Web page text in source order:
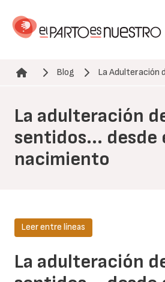
contenido
Ruta de navegación
Blog La Adulteración
La adulteración
sentidos... desde
nacimiento
La adulteración
Leer entre líneas